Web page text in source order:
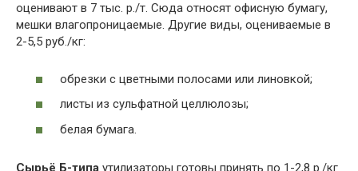
оценивают в 7 тыс. р./т. Сюда относят офисную бумагу,
мешки влагопроницаемые. Другие виды, оцениваемые в
2-5,5 руб./кг:
обрезки с цветными полосами или линовкой;
листы из сульфатной целлюлозы;
белая бумага.
Сырьё Б-типа утилизаторы готовы принять по 1-2,8 р./кг.